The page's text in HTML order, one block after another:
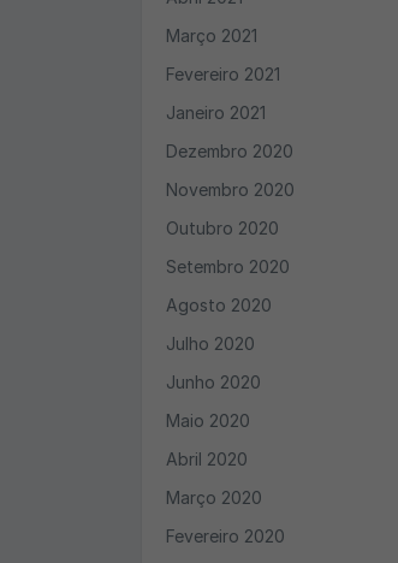
Março 2021
Fevereiro 2021
Janeiro 2021
Dezembro 2020
Novembro 2020
Outubro 2020
Setembro 2020
Agosto 2020
Julho 2020
Junho 2020
Maio 2020
Abril 2020
Março 2020
Fevereiro 2020